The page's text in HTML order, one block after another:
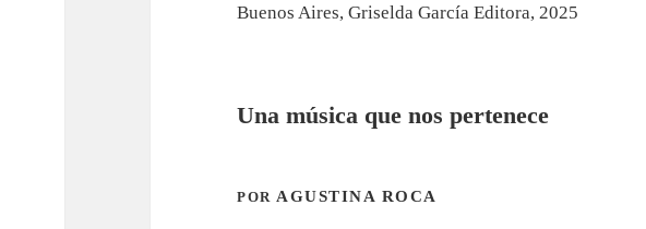
Buenos Aires, Griselda García Editora, 2025
Una música que nos pertenece
POR AGUSTINA ROCA